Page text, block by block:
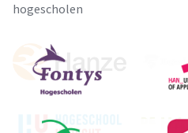
hogescholen